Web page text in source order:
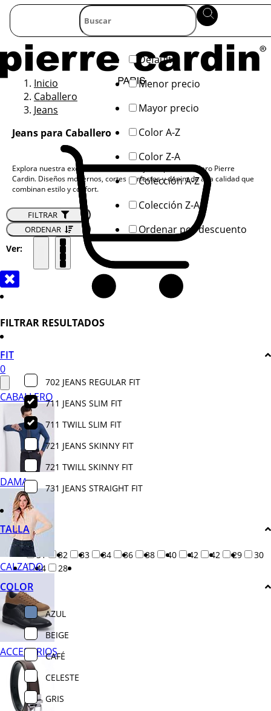
0
CABALLERO
DAMA
CALZADO
ACCESORIOS
Inicio
Caballero
Jeans
Jeans para Caballero
Explora nuestra exclusiva colección de jeans para caballero Pierre
Cardin. Diseños modernos, cortes perfectos y denim de alta calidad que
combinan estilo y confort.
FILTRAR
ORDENAR
Ver:
FILTRAR RESULTADOS
FIT
702 JEANS REGULAR FIT
711 JEANS SLIM FIT
711 TWILL SLIM FIT
721 JEANS SKINNY FIT
721 TWILL SKINNY FIT
731 JEANS STRAIGHT FIT
TALLA
31 32 33 34 36 38 40 42 42 29
30
44
28
COLOR
AZUL
BEIGE
CAFÉ
CELESTE
GRIS
Default
Menor precio
Mayor precio
Color A-Z
Color Z-A
Colección A-Z
Colección Z-A
Ordenar por descuento